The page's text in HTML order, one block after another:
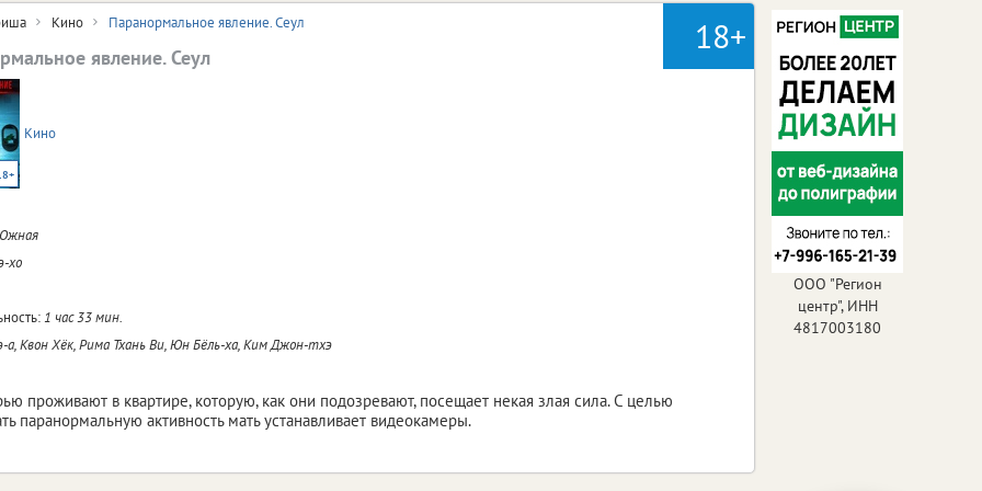
18+
Кино Паранормальное явление. Сеул
явление. Сеул
Кино
хо
1 час 33 мин.
Квон Хёк, Рима Тхань Ви, Юн Бёль-ха, Ким Джон-тхэ
проживают в квартире, которую, как они подозревают, посещает некая злая сила. С целью
паранормальную активность мать устанавливает видеокамеры.
ООО "Регион
центр", ИНН
4817003180